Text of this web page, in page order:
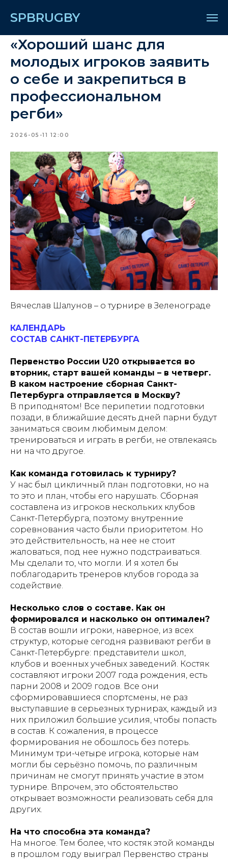
SPBRUGBY
«Хороший шанс для
молодых игроков заявить
о себе и закрепиться в
профессиональном
регби»
2026-05-11 12:00
Вячеслав Шалунов – о турнире в Зеленограде
КАЛЕНДАРЬ
СОСТАВ САНКТ-ПЕТЕРБУРГА
Первенство России U20 открывается во
вторник, старт вашей команды – в четверг.
В каком настроение сборная Санкт-
Петербурга отправляется в Москву?
В приподнятом! Все перипетии подготовки
позади, в ближайшие десять дней парни будут
заниматься своим любимым делом:
тренироваться и играть в регби, не отвлекаясь
ни на что другое.
Как команда готовилась к турниру?
У нас был цикличный план подготовки, но на
то это и план, чтобы его нарушать. Сборная
составлена из игроков нескольких клубов
Санкт-Петербурга, поэтому внутренние
соревнования часто были приоритетом. Но
это действительность, на нее не стоит
жаловаться, под нее нужно подстраиваться.
Мы сделали то, что могли. И я хотел бы
поблагодарить тренеров клубов города за
содействие.
Несколько слов о составе. Как он
формировался и насколько он оптимален?
В состав вошли игроки, наверное, из всех
структур, которые сегодня развивают регби в
Санкт-Петербурге: представители школ,
клубов и военных учебных заведений. Костяк
составляют игроки 2007 года рождения, есть
парни 2008 и 2009 годов. Все они
сформировавшиеся спортсмены, не раз
выступавшие в серьезных турнирах, каждый из
них приложил большие усилия, чтобы попасть
в состав. К сожаления, в процессе
формирования не обошлось без потерь.
Минимум три-четыре игрока, которые нам
могли бы серьёзно помочь, по различным
причинам не смогут принять участие в этом
турнире. Впрочем, это обстоятельство
открывает возможности реализовать себя для
других.
На что способна эта команда?
На многое. Тем более, что костяк этой команды
в прошлом году выиграл Первенство страны